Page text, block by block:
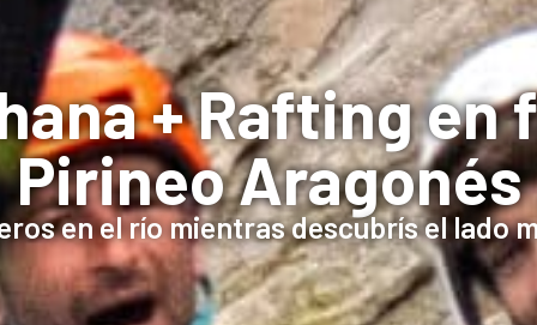
+ Rafting en
Pirineo Aragonés
en el río mientras descubrís el lado